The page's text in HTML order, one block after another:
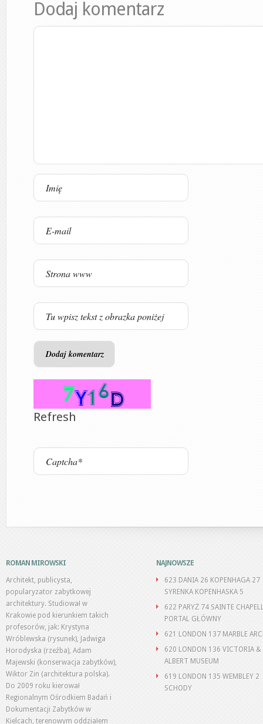
Dodaj komentarz
Refresh
ROMAN MIROWSKI
Architekt, publicysta,
popularyzator zabytkowej
architektury. Studiował w
Krakowie pod kierunkiem takich
profesorów, jak: Krystyna
Wróblewska (rysunek), Jadwiga
Horodyska (rzeźba), Adam
Majewski (konserwacja zabytków),
Wiktor Zin (architektura polska).
Do 2009 roku kierował
Regionalnym Ośrodkiem Badań i
Dokumentacji Zabytków w
Kielcach, terenowym oddziałem
NAJNOWSZE
623 DANIA 26 KOPENHAGA 27
SYRENKA KOPENHASKA 5
622 PARYŻ 74 SAINTE
PORTAL GŁÓWNY
621 LONDON 137 MARBLE
620 LONDON 136 VICTORIA &
ALBERT MUSEUM
619 LONDON 135 WEMBLEY 2
SCHODY